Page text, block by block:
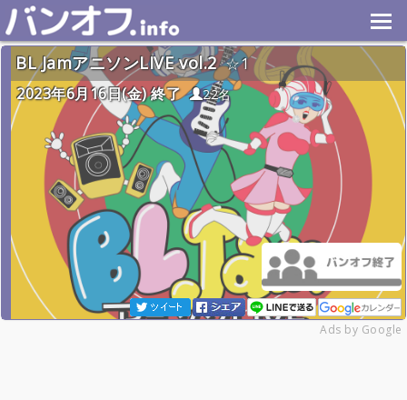
BL JamアニソンLIVE vol.2
1
2023年6月16日(金) 終了
22名
Ads by Google